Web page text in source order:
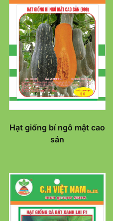
Hạt giống bí ngô mật cao
sản